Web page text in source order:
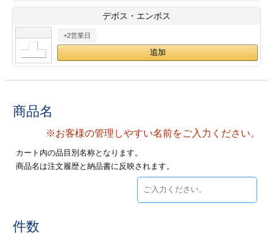
ード印刷
印刷
ファイル印刷
形マル型
印刷
名刺印刷
ムカード印刷
14
15 16 17 18
19
25
26
28
29 30
デボス・エンボス
+2営業日
商品名
※お客様の管理しやすい名前をご入力ください。
カート内の品目別名称となります。
商品名は注文履歴と納品書に反映されます。
件数